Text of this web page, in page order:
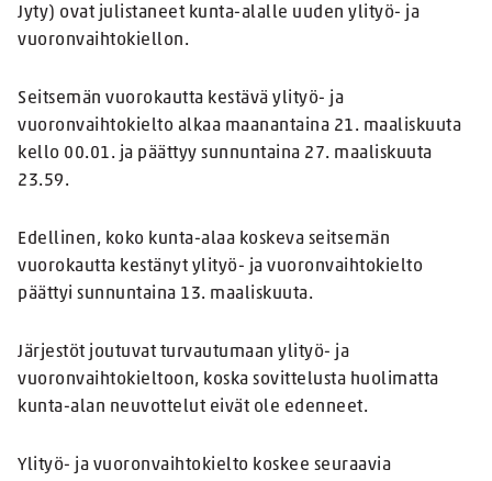
Jyty) ovat julistaneet kunta-alalle uuden ylityö- ja
vuoronvaihtokiellon.
Seitsemän vuorokautta kestävä ylityö- ja
vuoronvaihtokielto alkaa maanantaina 21. maaliskuuta
kello 00.01. ja päättyy sunnuntaina 27. maaliskuuta
23.59.
Edellinen, koko kunta-alaa koskeva seitsemän
vuorokautta kestänyt ylityö- ja vuoronvaihtokielto
päättyi sunnuntaina 13. maaliskuuta.
Järjestöt joutuvat turvautumaan ylityö- ja
vuoronvaihtokieltoon, koska sovittelusta huolimatta
kunta-alan neuvottelut eivät ole edenneet.
Ylityö- ja vuoronvaihtokielto koskee seuraavia